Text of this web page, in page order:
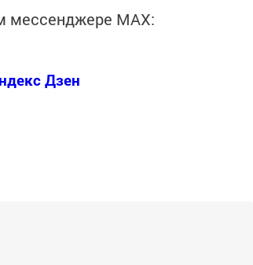
мессенджере MАХ:
Дзен